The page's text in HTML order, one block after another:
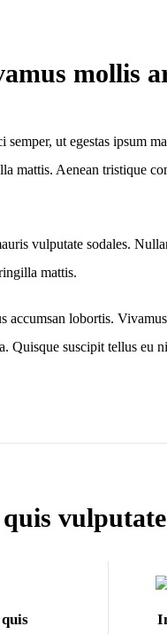
mollis
ut egestas ipsum
mattis. Aenean tristique
vulputate sodales.
mattis.
lobortis.
Quisque suscipit tellus